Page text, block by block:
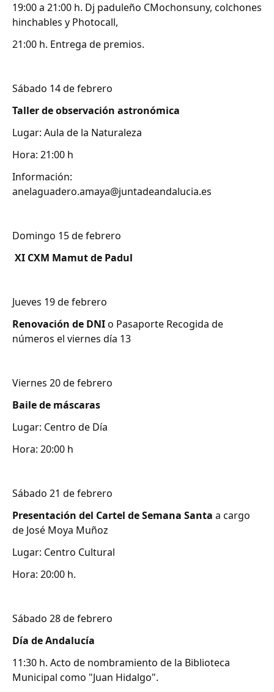
19:00 a 21:00 h. Dj paduleño CMochonsuny, colchones
hinchables y Photocall,
21:00 h. Entrega de premios.
Sábado 14 de febrero
Taller de observación astronómica
Lugar: Aula de la Naturaleza
Hora: 21:00 h
Información:
anelaguadero.amaya@juntadeandalucia.es
Domingo 15 de febrero
XI CXM Mamut de Padul
Jueves 19 de febrero
Renovación de DNIo Pasaporte Recogida de
números el viernes día 13
Viernes 20 de febrero
Baile de máscaras
Lugar: Centro de Día
Hora: 20:00 h
Sábado 21 de febrero
Presentación del Cartel de Semana Santa a cargo
de José Moya Muñoz
Lugar: Centro Cultural
Hora: 20:00 h.
Sábado 28 de febrero
Día de Andalucía
11:30 h. Acto de nombramiento de la Biblioteca
Municipal como "Juan Hidalgo".